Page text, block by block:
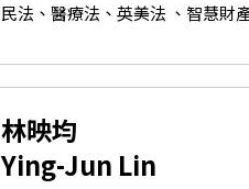
民法、醫療法、英美法 、智慧財
林映均
Ying-Jun Lin